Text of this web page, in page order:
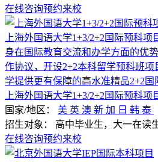
在线咨询预约来校
上海外国语大学1+3/2+2国际预科
身在国际教育交流和办学方面的优
作协议，开设2+2本科留学预科班
学提供更有保障的高水准精品2+2国
上海外国语大学1+3/2+2国际预科项
国家/地区： 美 英 澳 新 加 日 韩 泰
招生对象： 高中毕业生，大一在读
在线咨询预约来校